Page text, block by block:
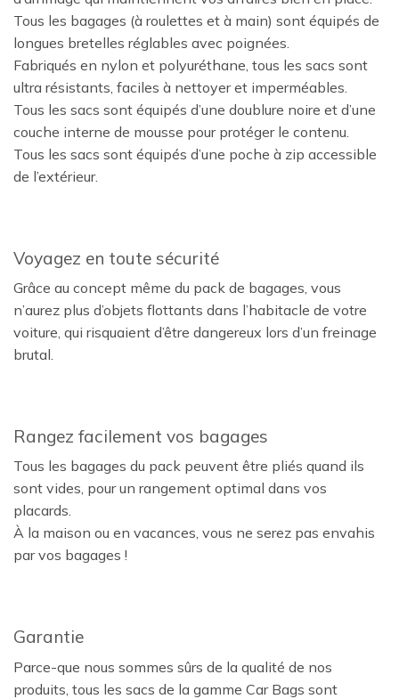
Tous les bagages (à roulettes et à main) sont équipés de
longues bretelles réglables avec poignées.
Fabriqués en nylon et polyuréthane, tous les sacs sont
ultra résistants, faciles à nettoyer et imperméables.
Tous les sacs sont équipés d’une doublure noire et d’une
couche interne de mousse pour protéger le contenu.
Tous les sacs sont équipés d’une poche à zip accessible
de l’extérieur.
Voyagez en toute sécurité
Grâce au concept même du pack de bagages, vous
n’aurez plus d’objets flottants dans l’habitacle de votre
voiture, qui risquaient d’être dangereux lors d’un freinage
brutal.
Rangez facilement vos bagages
Tous les bagages du pack peuvent être pliés quand ils
sont vides, pour un rangement optimal dans vos
placards.
À la maison ou en vacances, vous ne serez pas envahis
par vos bagages !
Garantie
Parce-que nous sommes sûrs de la qualité de nos
produits, tous les sacs de la gamme Car Bags sont